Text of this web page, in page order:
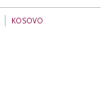
| KOSOVO